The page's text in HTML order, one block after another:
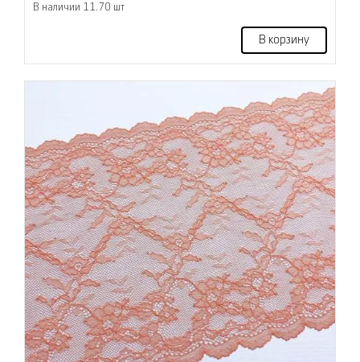
В наличии 11.70 шт
В корзину